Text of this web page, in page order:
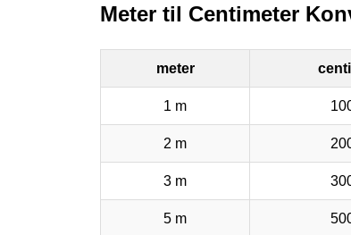
Meter til Centimeter
meter
1 m
2 m
3 m
5 m